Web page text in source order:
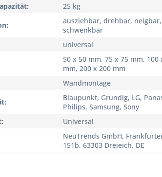
25 kg
ausziehbar, drehbar, neigbar,
schwenkbar
universal
50 x 50 mm, 75 x 75 mm, 100
mm, 200 x 200 mm
Wandmontage
Blaupunkt, Grundig, LG,
Philips, Samsung, Sony
Universal
NeuTrends GmbH,
151b, 63303 Dreieich, DE